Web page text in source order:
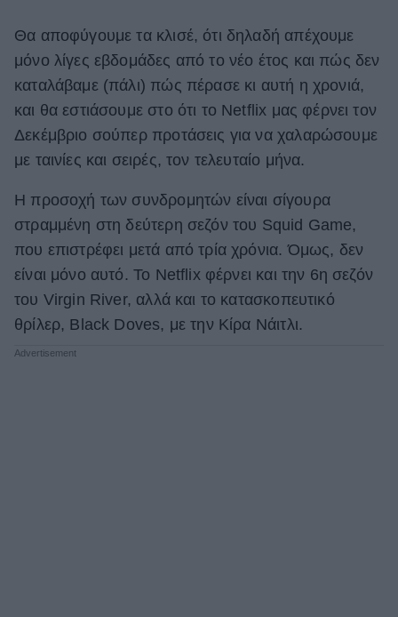
Αφιερώματα
ΒΟΞ
Χωρίς Ταμπέλες
Women's Forum
Hautes Grecians
Θα αποφύγουμε τα κλισέ, ότι δηλαδή απέχουμε
μόνο λίγες εβδομάδες από το νέο έτος και πώς δεν
καταλάβαμε (πάλι) πώς πέρασε κι αυτή η χρονιά,
και θα εστιάσουμε στο ότι το Netflix μας φέρνει τον
Δεκέμβριο σούπερ προτάσεις για να χαλαρώσουμε
με ταινίες και σειρές, τον τελευταίο μήνα.
Η προσοχή των συνδρομητών είναι σίγουρα
στραμμένη στη δεύτερη σεζόν του Squid Game,
που επιστρέφει μετά από τρία χρόνια. Όμως, δεν
είναι μόνο αυτό. Το Netflix φέρνει και την 6η σεζόν
του Virgin River, αλλά και το κατασκοπευτικό
θρίλερ, Black Doves, με την Κίρα Νάιτλι.